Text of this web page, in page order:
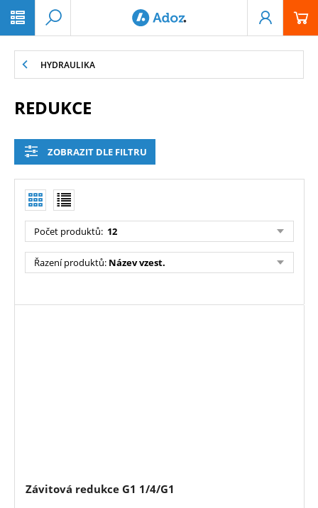
HYDRAULIKA
REDUKCE
ZOBRAZIT DLE FILTRU
Počet produktů: 12
Řazení produktů: Název vzest.
Závitová redukce G1 1/4/G1